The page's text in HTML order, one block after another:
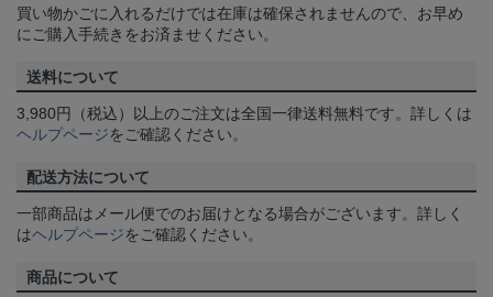
買い物かごに入れるだけでは在庫は確保されませんので、お早め
にご購入手続きをお済ませください。
送料について
3,980円（税込）以上のご注文は全国一律送料無料です。詳しくは
ヘルプページをご確認ください。
配送方法について
一部商品はメール便でのお届けとなる場合がございます。詳しく
はヘルプページをご確認ください。
商品について